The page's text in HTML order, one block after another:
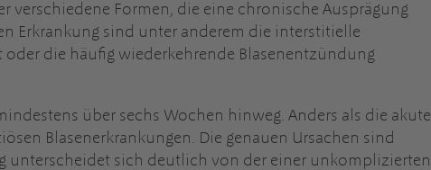
verschiedene Formen, die eine chronische Ausprägung
Erkrankung sind unter anderem die interstitielle
die häufig wiederkehrende Blasenentzündung
über sechs Wochen hinweg. Anders als die akute
Blasenerkrankungen. Die genauen Ursachen sind
unterscheidet sich deutlich von der einer unkomplizierten